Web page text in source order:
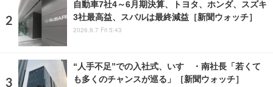
自動車7社4～6月期決算、トヨタ、ホンダ、スズキ
3社最高益、スバルは最終減益［新聞ウォッチ］
2026.8.7 Fri 5:43
“人手不足”での入社式、いすゞ・南社長「若くて
も多くのチャンスが巡る」［新聞ウォッチ］